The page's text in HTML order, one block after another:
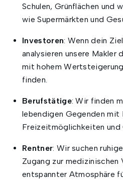
Schulen, Grünflächen und
wie Supermärkten und
Investoren: Wenn dein
analysieren unsere Makler
mit hohem
finden.
Berufstätige: Wir finden
lebendigen Gegenden mit
Freizeitmöglichkeiten
Rentner: Wir suchen
Zugang zur medizinischen
entspannter Atmosphäre